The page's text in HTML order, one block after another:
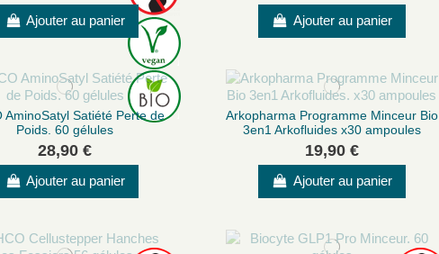
Ajouter au panier Ajouter au panier
AminoSatyl Satiété Perte de
Poids. 60 gélules
28,90 €
Ajouter au panier
Arkopharma Programme Minceur Bio
3en1 Arkofluides x30 ampoules
19,90 €
Ajouter au panier